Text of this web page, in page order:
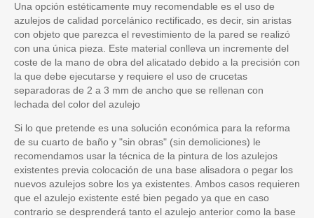
Una opción estéticamente muy recomendable es el uso de
azulejos de calidad porcelánico rectificado, es decir, sin aristas
con objeto que parezca el revestimiento de la pared se realizó
con una única pieza. Este material conlleva un incremente del
coste de la mano de obra del alicatado debido a la precisión con
la que debe ejecutarse y requiere el uso de crucetas
separadoras de 2 a 3 mm de ancho que se rellenan con
lechada del color del azulejo
Si lo que pretende es una solución económica para la reforma
de su cuarto de baño y "sin obras" (sin demoliciones) le
recomendamos usar la técnica de la pintura de los azulejos
existentes previa colocación de una base alisadora o pegar los
nuevos azulejos sobre los ya existentes. Ambos casos requieren
que el azulejo existente esté bien pegado ya que en caso
contrario se desprenderá tanto el azulejo anterior como la base